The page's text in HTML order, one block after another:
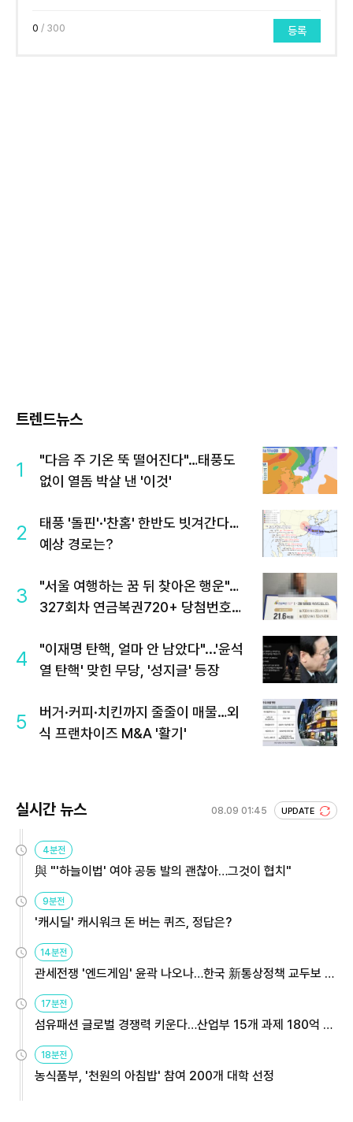
0 / 300 등록
트렌드뉴스
1
"다음 주 기온 뚝 떨어진다"…태풍도
없이 열돔 박살 낸 '이것'
2
태풍 '돌핀'·'찬홈' 한반도 빗겨간다…
예상 경로는?
3
"서울 여행하는 꿈 뒤 찾아온 행운"…
327회차 연금복권720+ 당첨번호조
4
"이재명 탄핵, 얼마 안 남았다"...'윤석
열 탄핵' 맞힌 무당, '성지글' 등장
5
버거·커피·치킨까지 줄줄이 매물…외
식 프랜차이즈 M&A '활기'
실시간 뉴스 08.09 01:45 UPDATE
4분전
與 "'하늘이법' 여야 공동 발의 괜찮아…그것이 협치"
9분전
'캐시딜' 캐시워크 돈 버는 퀴즈, 정답은?
14분전
관세전쟁 '엔드게임' 윤곽 나오나…한국 新통상정책 교두보 활
17분전
섬유패션 글로벌 경쟁력 키운다…산업부 15개 과제 180억 지
18분전
농식품부, '천원의 아침밥' 참여 200개 대학 선정